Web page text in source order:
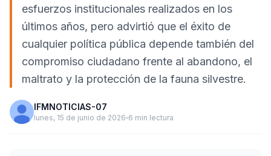
esfuerzos institucionales realizados en los
últimos años, pero advirtió que el éxito de
cualquier política pública depende también del
compromiso ciudadano frente al abandono, el
maltrato y la protección de la fauna silvestre.
IFMNOTICIAS-07
lunes, 15 de junio de 2026 6 min lectura